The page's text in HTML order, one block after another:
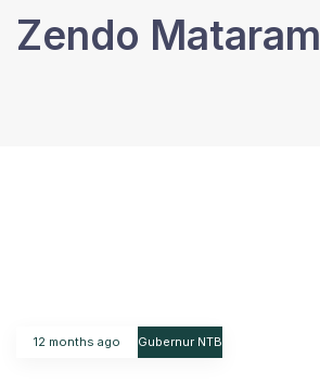
Zendo Mataram
12 months ago Gubernur NTB